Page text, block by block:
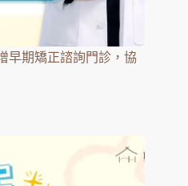
早期矯正諮詢門診，協